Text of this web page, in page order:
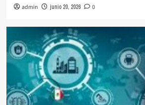
admin junio 20, 2026 0